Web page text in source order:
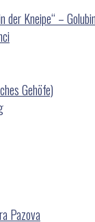
der Kneipe“ –
Gehöfe)
Pazova